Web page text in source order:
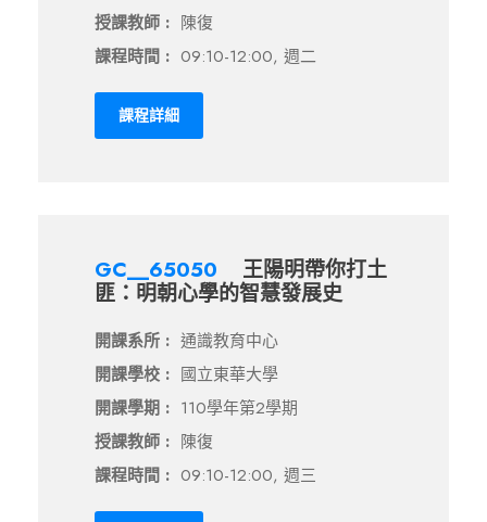
授課教師 : 陳復
課程時間 : 09:10-12:00, 週二
課程詳細
GC__65050
王陽明帶你打土
匪：明朝心學的智慧發展史
開課系所 : 通識教育中心
開課學校 : 國立東華大學
開課學期 : 110學年第2學期
授課教師 : 陳復
課程時間 : 09:10-12:00, 週三